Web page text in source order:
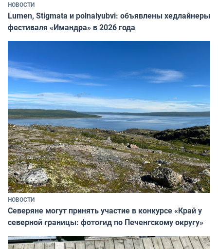
НОВОСТИ
Lumen, Stigmata и polnalyubvi: объявлены хедлайнеры
фестиваля «Имандра» в 2026 года
НОВОСТИ
Северяне могут принять участие в конкурсе «Край у
северной границы: фотогид по Печенгскому округу»